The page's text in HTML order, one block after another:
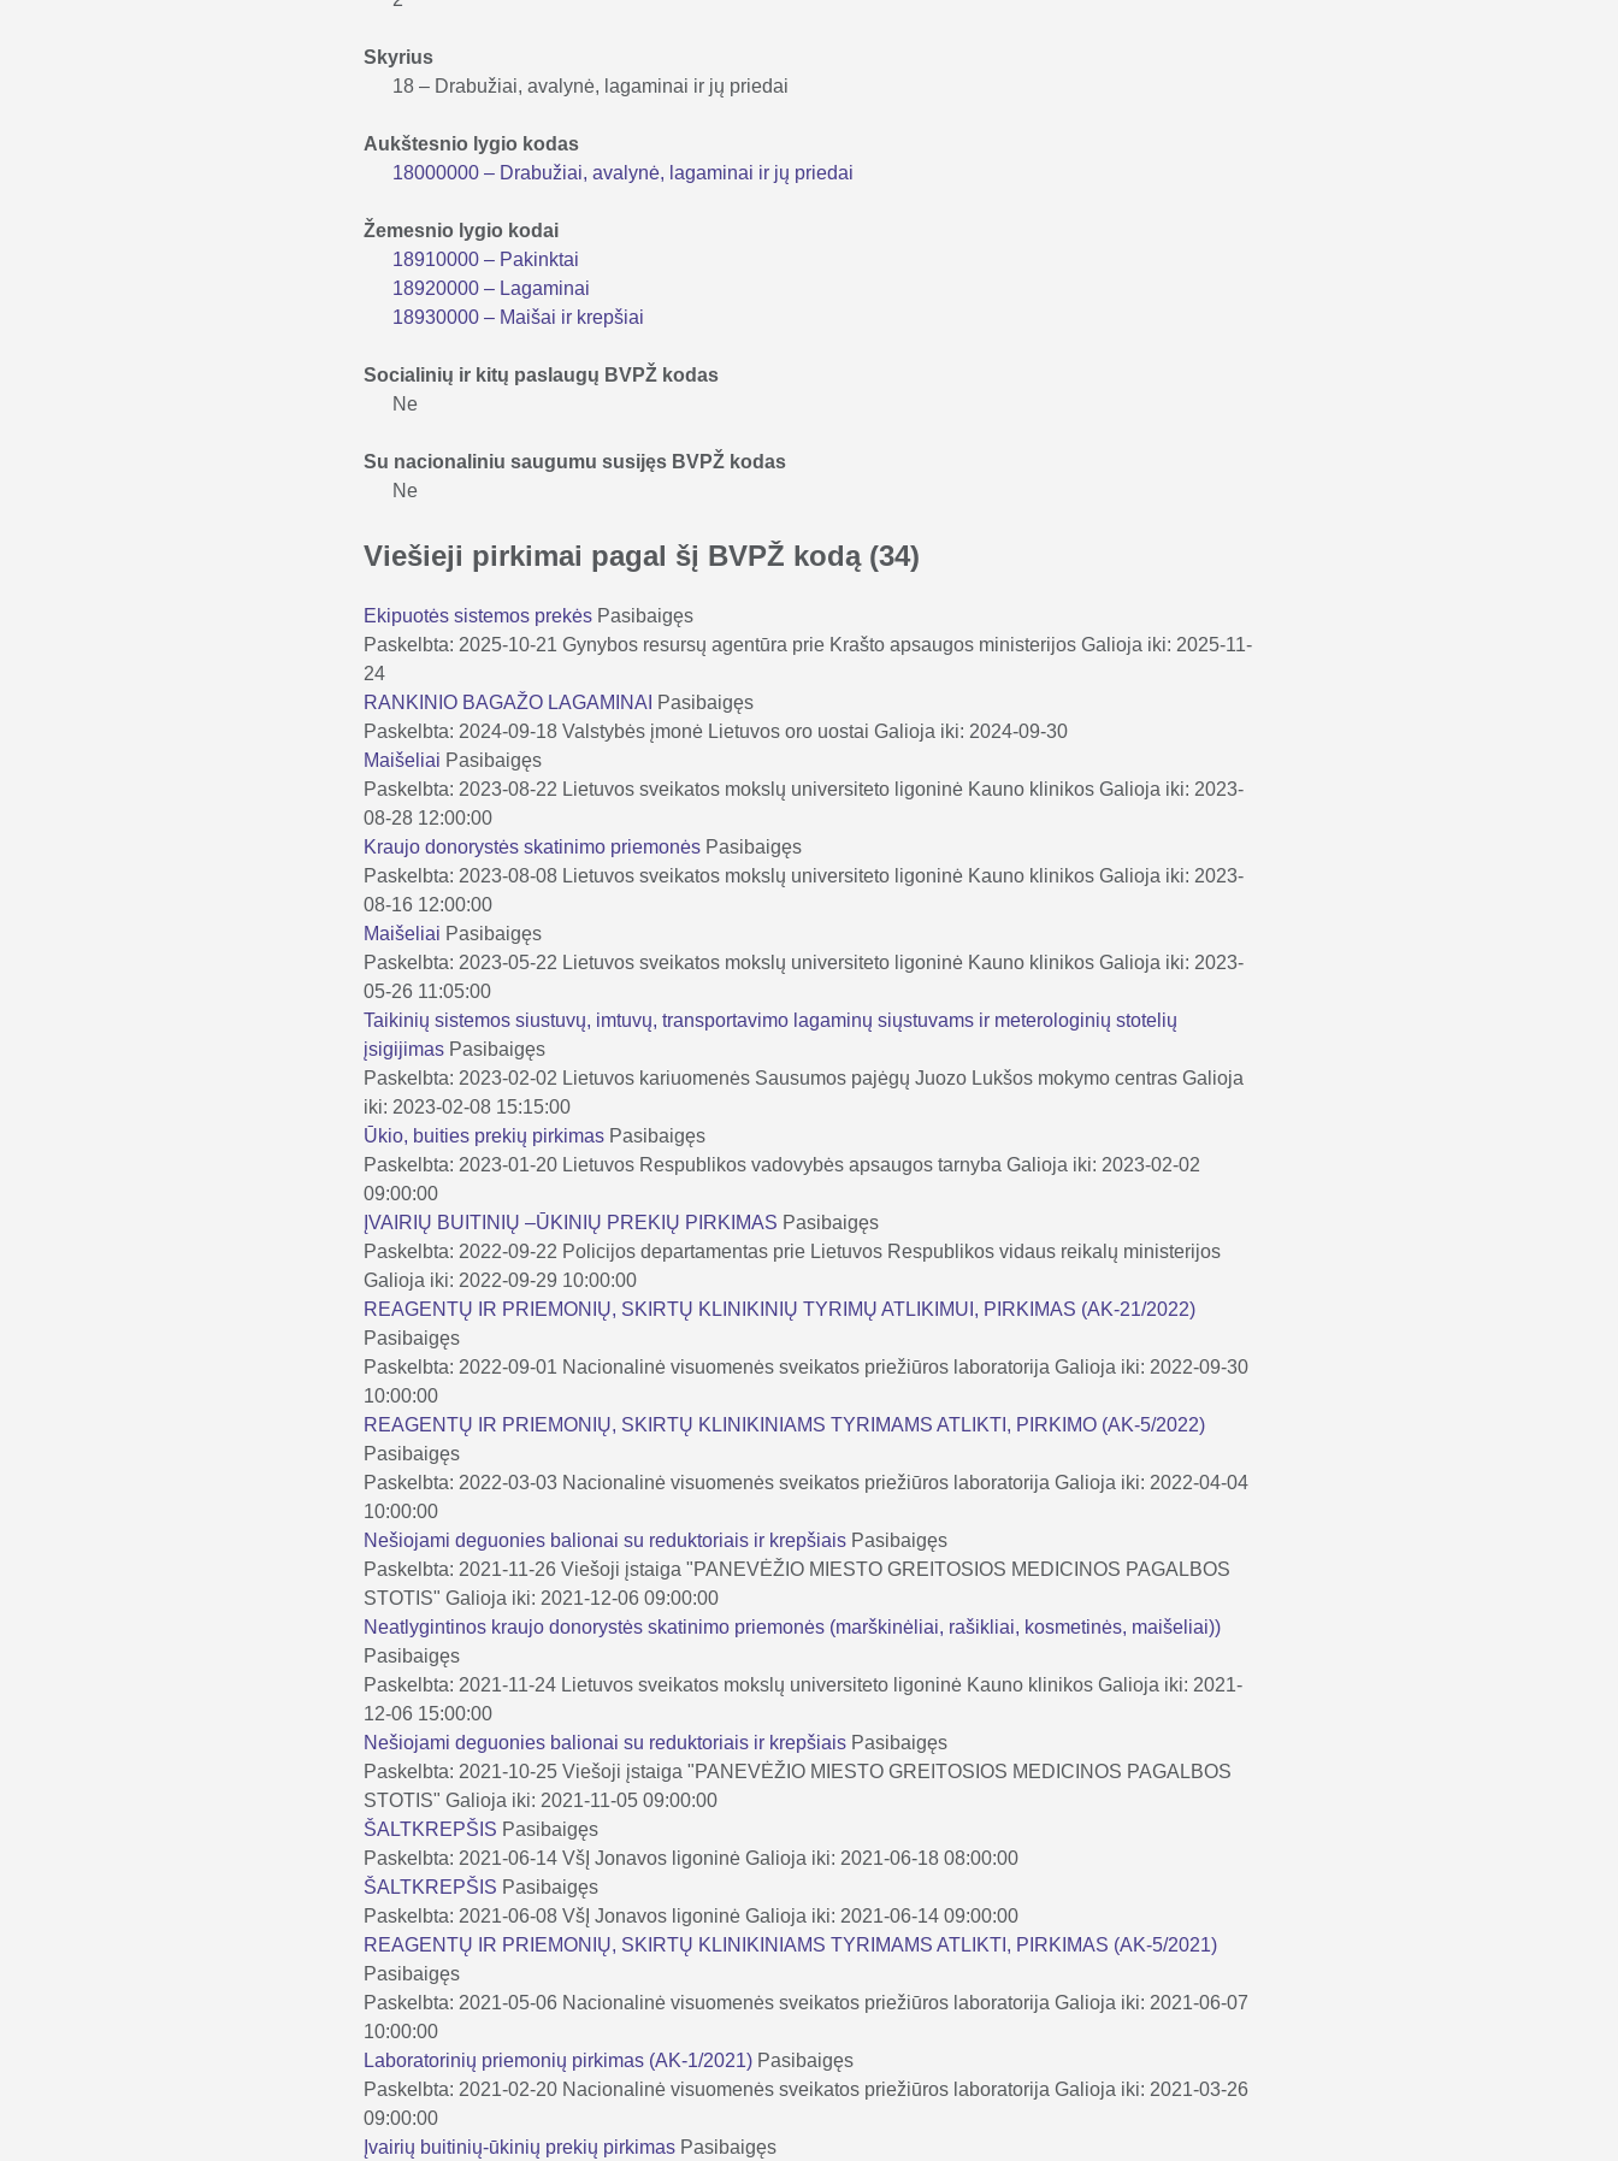
Skyrius
18 – Drabužiai, avalynė, lagaminai ir jų priedai
Aukštesnio lygio kodas
18000000 – Drabužiai, avalynė, lagaminai ir jų priedai
Žemesnio lygio kodai
18910000 – Pakinktai
18920000 – Lagaminai
18930000 – Maišai ir krepšiai
Socialinių ir kitų paslaugų BVPŽ kodas
Ne
Su nacionaliniu saugumu susijęs BVPŽ kodas
Ne
Viešieji pirkimai pagal šį BVPŽ kodą (34)
Ekipuotės sistemos prekės Pasibaigęs
Paskelbta: 2025-10-21 Gynybos resursų agentūra prie Krašto apsaugos ministerijos Galioja iki: 2025-11-
24
RANKINIO BAGAŽO LAGAMINAI Pasibaigęs
Paskelbta: 2024-09-18 Valstybės įmonė Lietuvos oro uostai Galioja iki: 2024-09-30
Maišeliai Pasibaigęs
Paskelbta: 2023-08-22 Lietuvos sveikatos mokslų universiteto ligoninė Kauno klinikos Galioja iki: 2023-
08-28 12:00:00
Kraujo donorystės skatinimo priemonės Pasibaigęs
Paskelbta: 2023-08-08 Lietuvos sveikatos mokslų universiteto ligoninė Kauno klinikos Galioja iki: 2023-
08-16 12:00:00
Maišeliai Pasibaigęs
Paskelbta: 2023-05-22 Lietuvos sveikatos mokslų universiteto ligoninė Kauno klinikos Galioja iki: 2023-
05-26 11:05:00
Taikinių sistemos siustuvų, imtuvų, transportavimo lagaminų siųstuvams ir meterologinių stotelių
įsigijimas Pasibaigęs
Paskelbta: 2023-02-02 Lietuvos kariuomenės Sausumos pajėgų Juozo Lukšos mokymo centras Galioja
iki: 2023-02-08 15:15:00
Ūkio, buities prekių pirkimas Pasibaigęs
Paskelbta: 2023-01-20 Lietuvos Respublikos vadovybės apsaugos tarnyba Galioja iki: 2023-02-02
09:00:00
ĮVAIRIŲ BUITINIŲ –ŪKINIŲ PREKIŲ PIRKIMAS Pasibaigęs
Paskelbta: 2022-09-22 Policijos departamentas prie Lietuvos Respublikos vidaus reikalų ministerijos
Galioja iki: 2022-09-29 10:00:00
REAGENTŲ IR PRIEMONIŲ, SKIRTŲ KLINIKINIŲ TYRIMŲ ATLIKIMUI, PIRKIMAS (AK-21/2022)
Pasibaigęs
Paskelbta: 2022-09-01 Nacionalinė visuomenės sveikatos priežiūros laboratorija Galioja iki: 2022-09-30
10:00:00
REAGENTŲ IR PRIEMONIŲ, SKIRTŲ KLINIKINIAMS TYRIMAMS ATLIKTI, PIRKIMO (AK-5/2022)
Pasibaigęs
Paskelbta: 2022-03-03 Nacionalinė visuomenės sveikatos priežiūros laboratorija Galioja iki: 2022-04-04
10:00:00
Nešiojami deguonies balionai su reduktoriais ir krepšiais Pasibaigęs
Paskelbta: 2021-11-26 Viešoji įstaiga "PANEVĖŽIO MIESTO GREITOSIOS MEDICINOS PAGALBOS
STOTIS" Galioja iki: 2021-12-06 09:00:00
Neatlygintinos kraujo donorystės skatinimo priemonės (marškinėliai, rašikliai, kosmetinės, maišeliai))
Pasibaigęs
Paskelbta: 2021-11-24 Lietuvos sveikatos mokslų universiteto ligoninė Kauno klinikos Galioja iki: 2021-
12-06 15:00:00
Nešiojami deguonies balionai su reduktoriais ir krepšiais Pasibaigęs
Paskelbta: 2021-10-25 Viešoji įstaiga "PANEVĖŽIO MIESTO GREITOSIOS MEDICINOS PAGALBOS
STOTIS" Galioja iki: 2021-11-05 09:00:00
ŠALTKREPŠIS Pasibaigęs
Paskelbta: 2021-06-14 VšĮ Jonavos ligoninė Galioja iki: 2021-06-18 08:00:00
ŠALTKREPŠIS Pasibaigęs
Paskelbta: 2021-06-08 VšĮ Jonavos ligoninė Galioja iki: 2021-06-14 09:00:00
REAGENTŲ IR PRIEMONIŲ, SKIRTŲ KLINIKINIAMS TYRIMAMS ATLIKTI, PIRKIMAS (AK-5/2021)
Pasibaigęs
Paskelbta: 2021-05-06 Nacionalinė visuomenės sveikatos priežiūros laboratorija Galioja iki: 2021-06-07
10:00:00
Laboratorinių priemonių pirkimas (AK-1/2021) Pasibaigęs
Paskelbta: 2021-02-20 Nacionalinė visuomenės sveikatos priežiūros laboratorija Galioja iki: 2021-03-26
09:00:00
Įvairių buitinių-ūkinių prekių pirkimas Pasibaigęs